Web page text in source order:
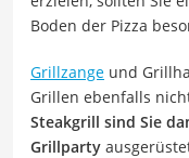
Boden der Pizza
Grillzange und
Grillen ebenfalls
Steakgrill sind Sie
Grillparty